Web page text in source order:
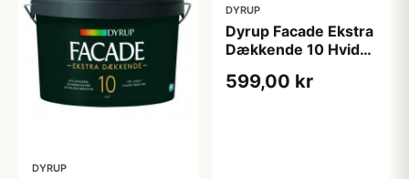
DYRUP
DYRUP
Dyrup Facade Ekstra
Dækkende 10 Hvid
599,00 kr